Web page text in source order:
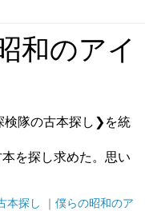
和のアイ
隊の古本探し❯を統
を探し求めた。思い
本探し ｜ 僕らの昭和のア